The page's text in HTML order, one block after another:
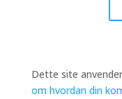
Dette site
om hvordan din